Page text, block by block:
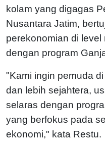
kolam yang digagas
Nusantara Jatim,
perekonomian di
dengan program
"Kami ingin pemuda
dan lebih sejahtera,
selaras dengan
yang berfokus pada
ekonomi," kata Restu.